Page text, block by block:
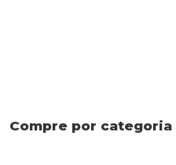
Compre por categoria